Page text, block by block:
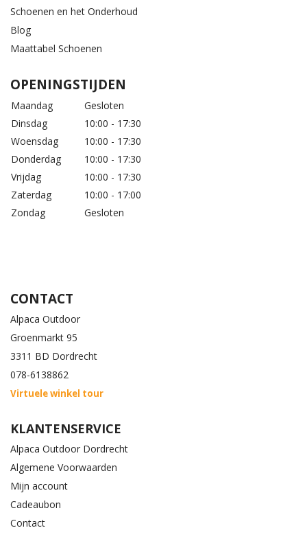
Schoenen en het Onderhoud
Blog
Maattabel Schoenen
OPENINGSTIJDEN
Maandag
Gesloten
Dinsdag
10:00 - 17:30
Woensdag
10:00 - 17:30
Donderdag
10:00 - 17:30
Vrijdag
10:00 - 17:30
Zaterdag
10:00 - 17:00
Zondag
Gesloten
CONTACT
Alpaca Outdoor
Groenmarkt 95
3311 BD Dordrecht
078-6138862
Virtuele winkel tour
KLANTENSERVICE
Alpaca Outdoor Dordrecht
Algemene Voorwaarden
Mijn account
Cadeaubon
Contact